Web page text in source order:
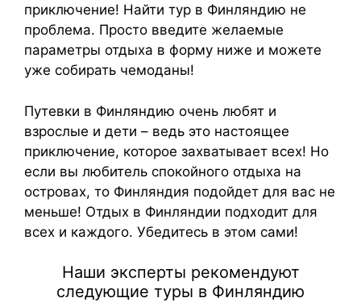
приключение! Найти тур в Финляндию не
проблема. Просто введите желаемые
параметры отдыха в форму ниже и можете
уже собирать чемоданы!
Путевки в Финляндию очень любят и
взрослые и дети – ведь это настоящее
приключение, которое захватывает всех! Но
если вы любитель спокойного отдыха на
островах, то Финляндия подойдет для вас не
меньше! Отдых в Финляндии подходит для
всех и каждого. Убедитесь в этом сами!
Наши эксперты рекомендуют
следующие туры в Финляндию